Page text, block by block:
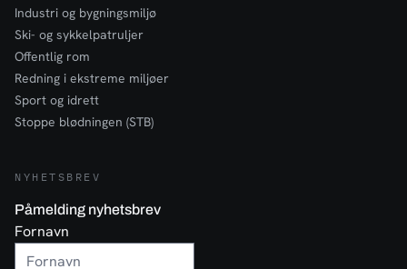
Industri og bygningsmiljø
Ski- og sykkelpatruljer
Offentlig rom
Redning i ekstreme miljøer
Sport og idrett
Stoppe blødningen (STB)
NYHETSBREV
Påmelding nyhetsbrev
Fornavn